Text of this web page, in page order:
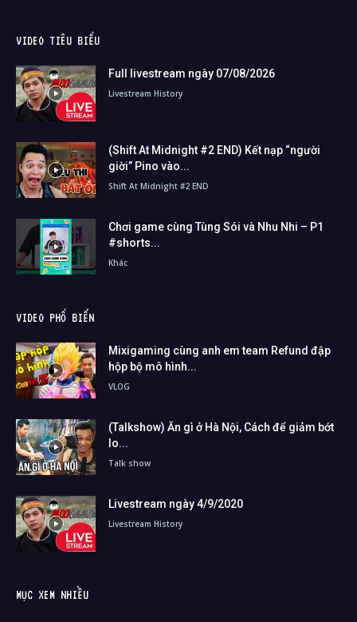
VIDEO TIÊU BIỂU
Full livestream ngày 07/08/2026
Livestream History
(Shift At Midnight #2 END) Kết nạp “người
giời” Pino vào...
Shift At Midnight #2 END
Chơi game cùng Tùng Sói và Nhu Nhi – P1
#shorts...
Khác
VIDEO PHỔ BIẾN
Mixigaming cùng anh em team Refund đập
hộp bộ mô hình...
VLOG
(Talkshow) Ăn gì ở Hà Nội, Cách để giảm bớt
lo...
Talk show
Livestream ngày 4/9/2020
Livestream History
MỤC XEM NHIỀU